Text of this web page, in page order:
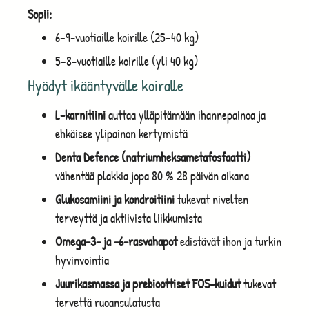
Sopii:
6–9-vuotiaille koirille (25–40 kg)
5–8-vuotiaille koirille (yli 40 kg)
Hyödyt ikääntyvälle koiralle
L-karnitiiniauttaa ylläpitämään ihannepainoa ja
ehkäisee ylipainon kertymistä
Denta Defence (natriumheksametafosfaatti)
vähentää plakkia jopa 80 % 28 päivän aikana
Glukosamiini ja kondroitiinitukevat nivelten
terveyttä ja aktiivista liikkumista
Omega-3- ja -6-rasvahapotedistävät ihon ja turkin
hyvinvointia
Juurikasmassa ja prebioottiset FOS-kuiduttukevat
tervettä ruoansulatusta